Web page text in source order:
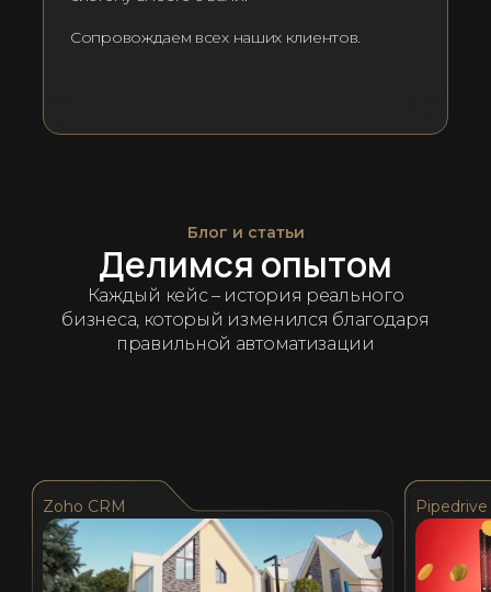
Сопровождаем всех наших клиентов.
Блог и статьи
Делимся опытом
Каждый кейс – история реального
бизнеса, который изменился благодаря
правильной автоматизации
Pipedrive
Zoho CRM